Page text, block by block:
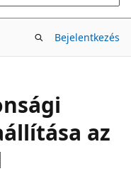
Bejelentkezés
az